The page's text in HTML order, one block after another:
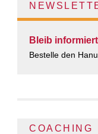
Bleib
Bestelle den
COACHING